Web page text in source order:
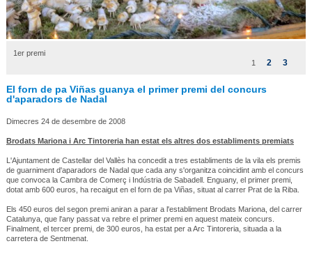
1er premi
1
2 3
El forn de pa Viñas guanya el primer premi del concurs
d'aparadors de Nadal
Dimecres 24 de desembre de 2008
Brodats Mariona i Arc Tintoreria han estat els altres dos establiments premiats
L'Ajuntament de Castellar del Vallès ha concedit a tres establiments de la vila els premis
de guarniment d'aparadors de Nadal que cada any s'organitza coincidint amb el concurs
que convoca la Cambra de Comerç i Indústria de Sabadell. Enguany, el primer premi,
dotat amb 600 euros, ha recaigut en el forn de pa Viñas, situat al carrer Prat de la Riba.
Els 450 euros del segon premi aniran a parar a l'establiment Brodats Mariona, del carrer
Catalunya, que l'any passat va rebre el primer premi en aquest mateix concurs.
Finalment, el tercer premi, de 300 euros, ha estat per a Arc Tintoreria, situada a la
carretera de Sentmenat.